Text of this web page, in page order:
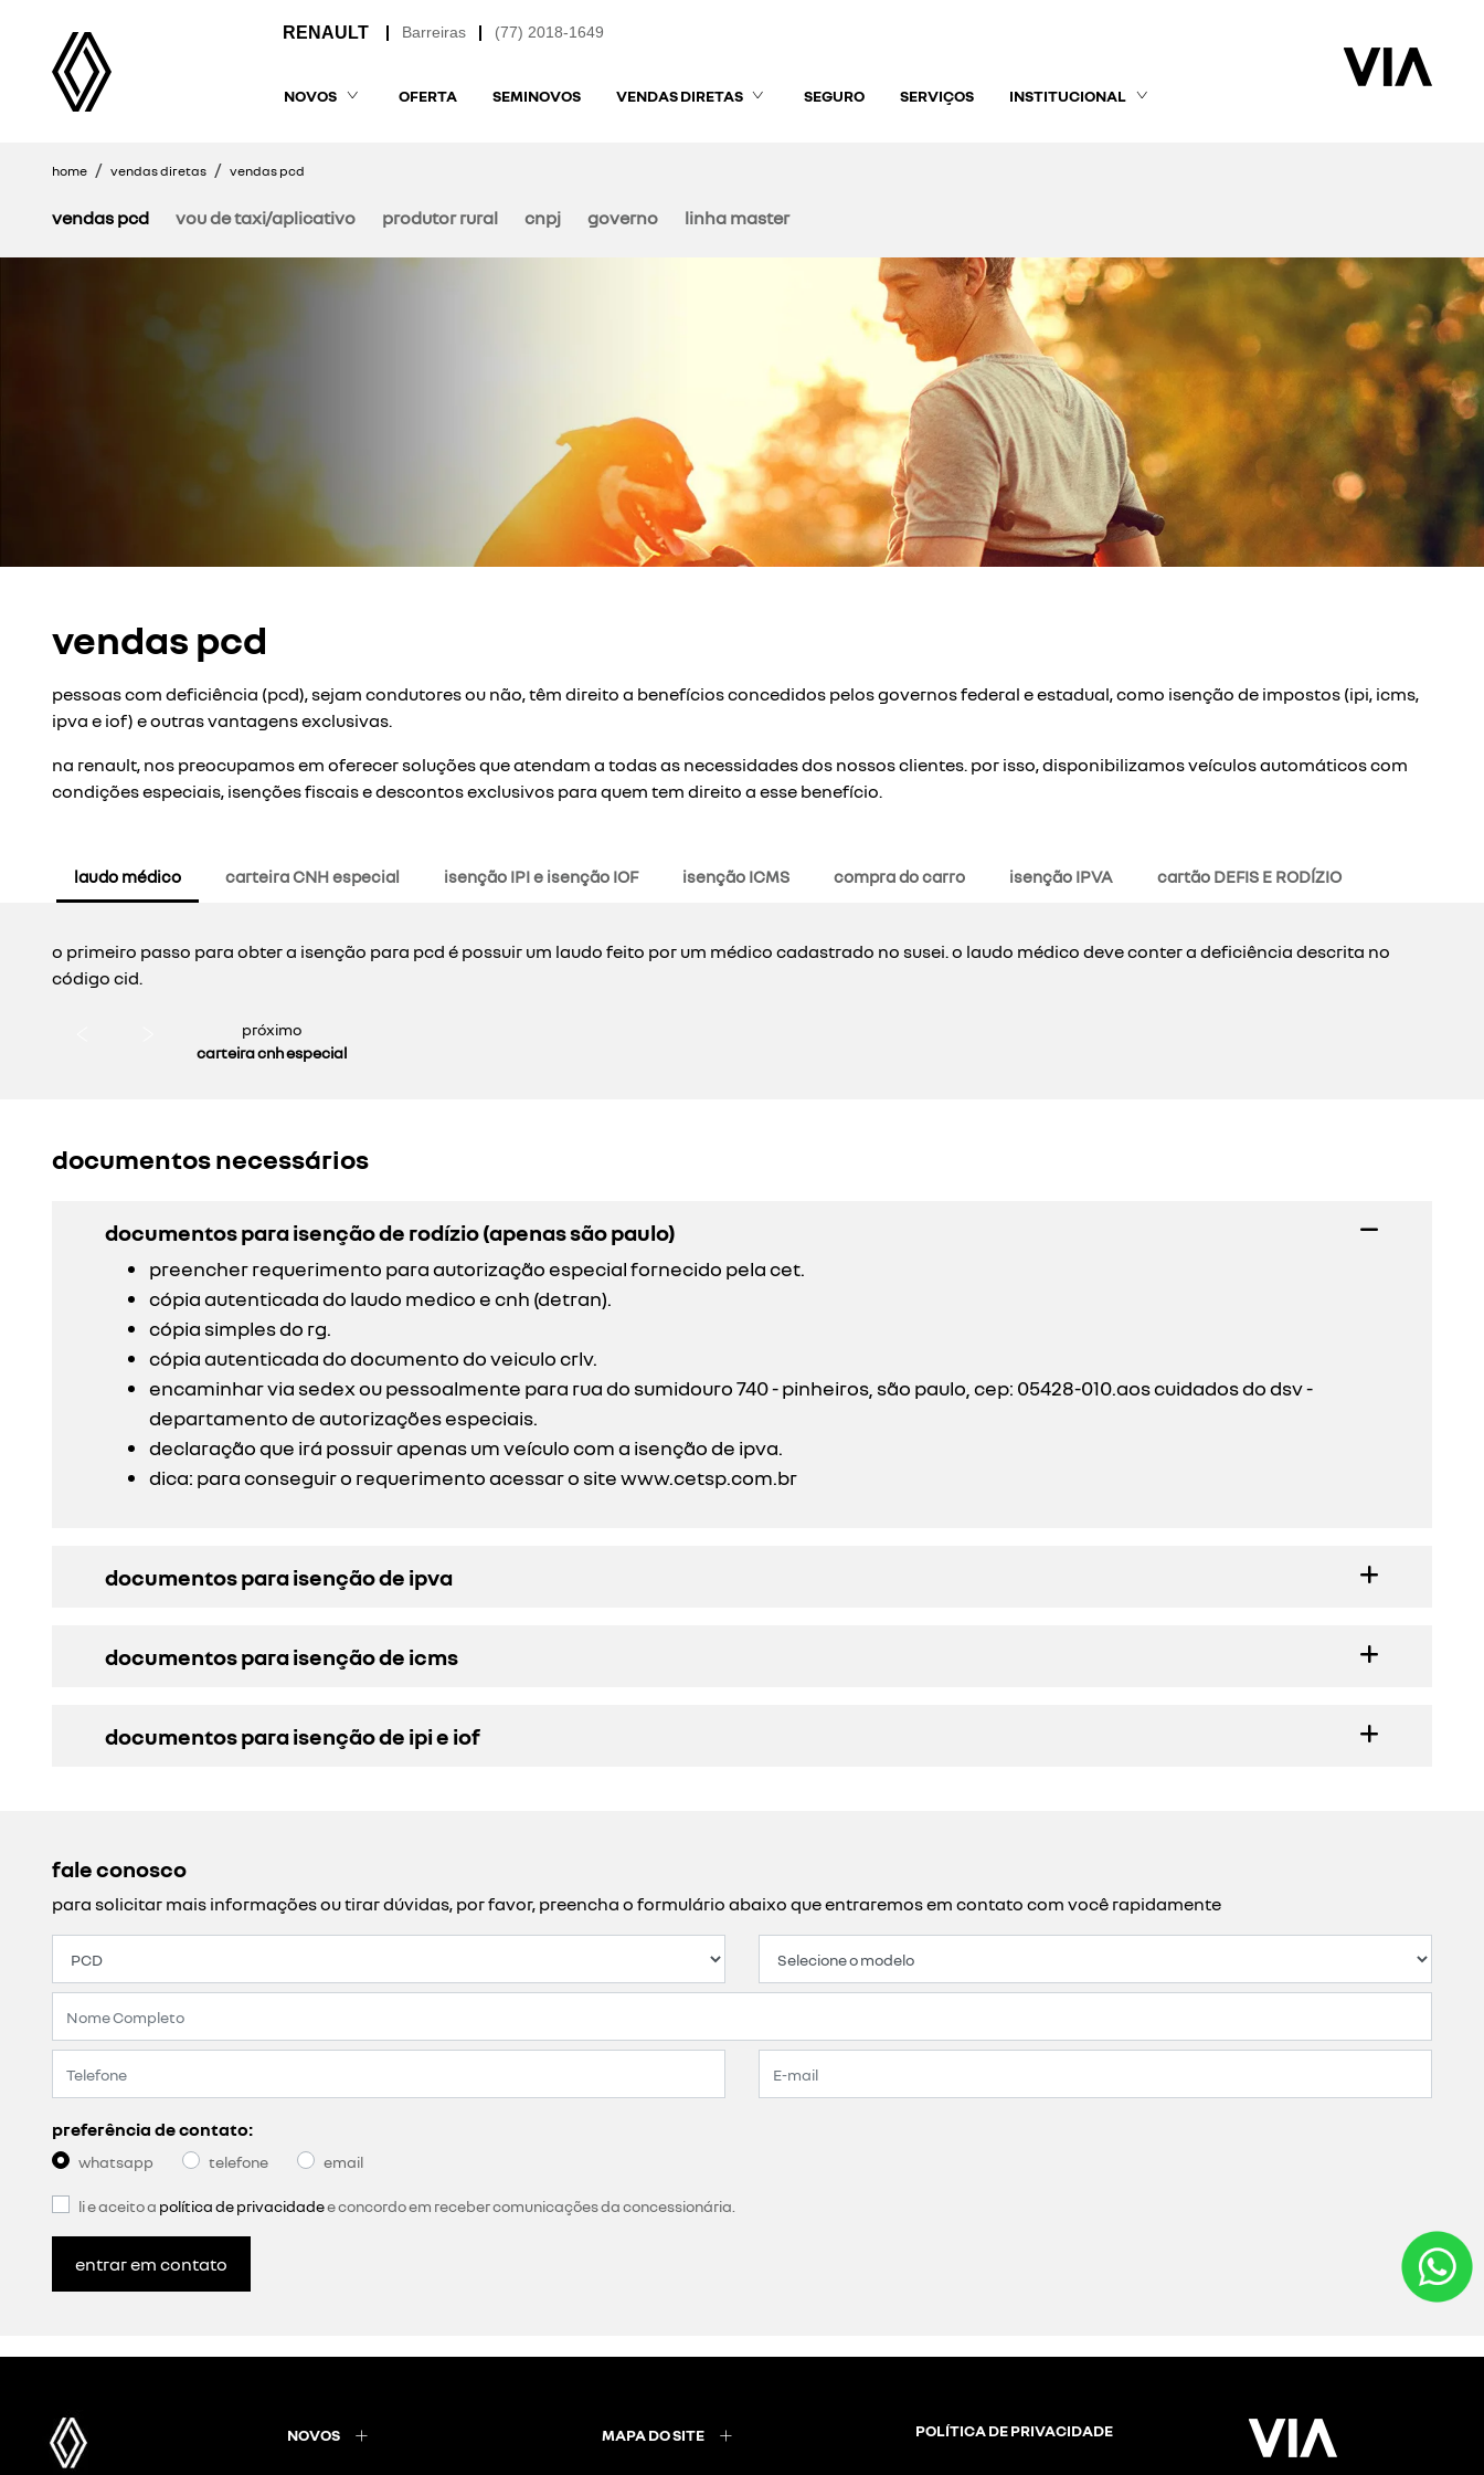
(77) 2018-1649
Barreiras
NOVOS OFERTA SEMINOVOS VENDAS DIRETAS SEGURO SERVIÇOS INSTITUCIONAL
home vendas diretas vendas pcd
vendas pcd vou de taxi/aplicativo produtor rural cnpj governo linha master
vendas pcd
pessoas com deficiência (pcd), sejam condutores ou não, têm direito a benefícios concedidos pelos governos federal e estadual, como isenção de impostos (ipi, icms,
ipva e iof) e outras vantagens exclusivas.
na renault, nos preocupamos em oferecer soluções que atendam a todas as necessidades dos nossos clientes. por isso, disponibilizamos veículos automáticos com
condições especiais, isenções fiscais e descontos exclusivos para quem tem direito a esse benefício.
laudo médico carteira CNH especial isenção IPI e isenção IOF isenção ICMS compra do carro isenção IPVA cartão DEFIS E RODÍZIO
o primeiro passo para obter a isenção para pcd é possuir um laudo feito por um médico cadastrado no susei. o laudo médico deve conter a deficiência descrita no
código cid.
próximo
carteira cnh especial
documentos necessários
documentos para isenção de rodízio (apenas são paulo)
preencher requerimento para autorização especial fornecido pela cet.
cópia autenticada do laudo medico e cnh (detran).
cópia simples do rg.
cópia autenticada do documento do veiculo crlv.
encaminhar via sedex ou pessoalmente para rua do sumidouro 740 - pinheiros, são paulo, cep: 05428-010.aos cuidados do dsv -
departamento de autorizações especiais.
declaração que irá possuir apenas um veículo com a isenção de ipva.
dica: para conseguir o requerimento acessar o sitewww.cetsp.com.br
documentos para isenção de ipva
documentos para isenção de icms
documentos para isenção de ipi e iof
fale conosco
para solicitar mais informações ou tirar dúvidas, por favor, preencha o formulário abaixo que entraremos em contato com você rapidamente
preferência de contato:
whatsapp telefone email
li e aceito a política de privacidadee concordo em receber comunicações da concessionária.
entrar em contato
NOVOS MAPA DO SITE POLÍTICA DE PRIVACIDADE